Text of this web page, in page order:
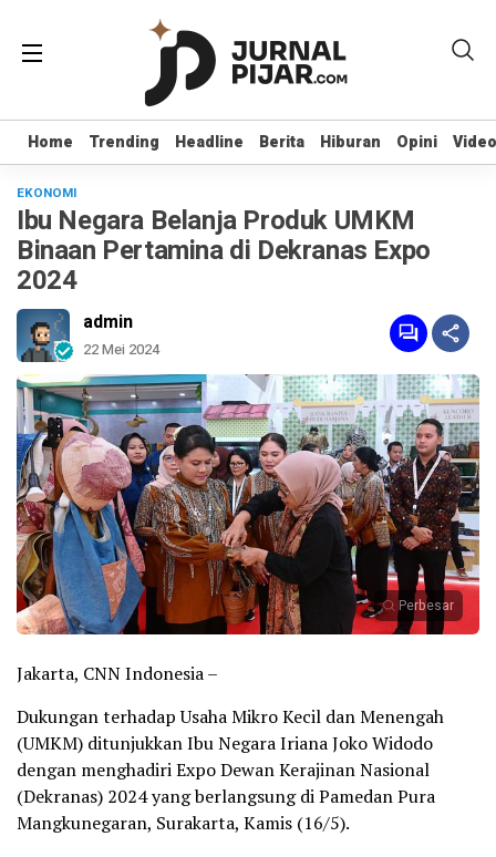
Home Trending Headline Berita Hiburan Opini Video
Home Trending Headline Berita Hiburan Opini Video
EKONOMI
Ibu Negara Belanja Produk UMKM
Binaan Pertamina di Dekranas Expo
2024
admin
22 Mei 2024
Perbesar
Jakarta, CNN Indonesia –
Dukungan terhadap Usaha Mikro Kecil dan Menengah
(UMKM) ditunjukkan Ibu Negara Iriana Joko Widodo
dengan menghadiri Expo Dewan Kerajinan Nasional
(Dekranas) 2024 yang berlangsung di Pamedan Pura
Mangkunegaran, Surakarta, Kamis (16/5).